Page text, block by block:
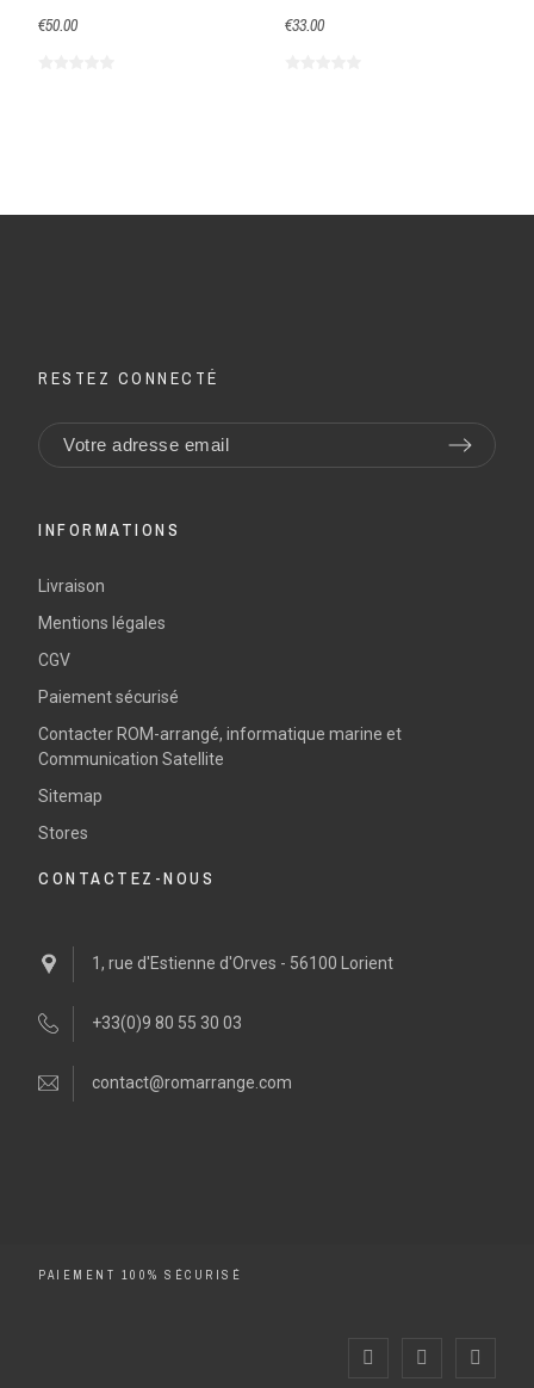
€50.00
€33.00
RESTEZ CONNECTÉ
INFORMATIONS
Livraison
Mentions légales
CGV
Paiement sécurisé
Contacter ROM-arrangé, informatique marine et
Communication Satellite
Sitemap
Stores
CONTACTEZ-NOUS
1, rue d'Estienne d'Orves - 56100 Lorient
+33(0)9 80 55 30 03
contact@romarrange.com
PAIEMENT 100% SÉCURISÉ